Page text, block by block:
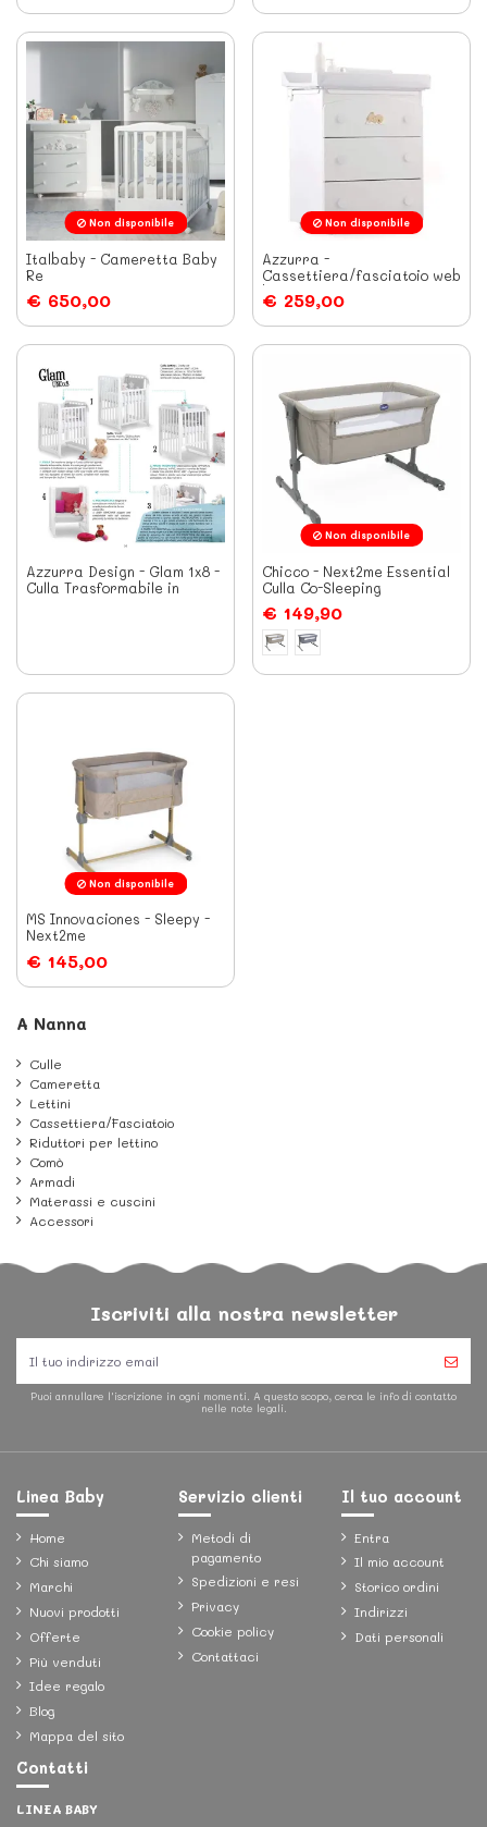
Non disponibile
Italbaby - Cameretta Baby
Re
€ 650,00
Non disponibile
Azzurra -
Cassettiera/fasciatoio web
bianco
€ 259,00
Azzurra Design - Glam 1x8 -
Culla Trasformabile in
Non disponibile
Chicco - Next2me Essential
Culla Co-Sleeping
€ 149,90
Non disponibile
MS Innovaciones - Sleepy -
Next2me
€ 145,00
A Nanna
Culle
Cameretta
Lettini
Cassettiera/Fasciatoio
Riduttori per lettino
Comò
Armadi
Materassi e cuscini
Accessori
Iscriviti alla nostra newsletter
Puoi annullare l'iscrizione in ogni momenti. A questo scopo, cerca le info di contatto
nelle note legali.
Linea Baby
Home
Chi siamo
Marchi
Nuovi prodotti
Offerte
Più venduti
Idee regalo
Blog
Mappa del sito
Servizio clienti
Metodi di
pagamento
Spedizioni e resi
Privacy
Cookie policy
Contattaci
Il tuo account
Entra
Il mio account
Storico ordini
Indirizzi
Dati personali
Contatti
LINEA BABY